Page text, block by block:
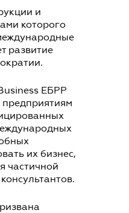
и
которого
развитие
ЕБРР
их бизнес,
частичной